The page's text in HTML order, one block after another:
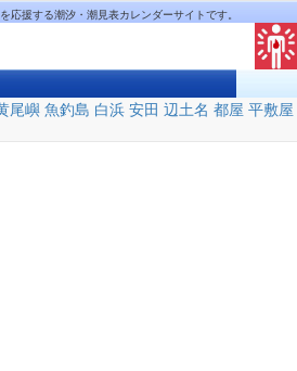
応援する潮汐・潮見表カレンダーサイトです。
尾嶼 魚釣島 白浜 安田 辺土名 都屋 平敷屋